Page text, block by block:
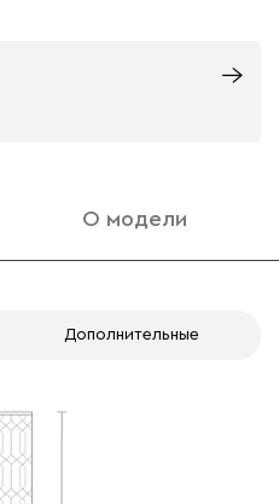
О модели
Дополнительные